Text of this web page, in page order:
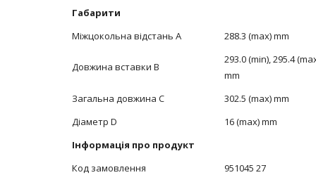
Габарити
Міжцокольна відстань А
288.3 (max) mm
Довжина вставки В
293.0 (min), 295.4
mm
Загальна довжина С
302.5 (max) mm
Діаметр D
16 (max) mm
Інформація про продукт
Код замовлення
951045 27